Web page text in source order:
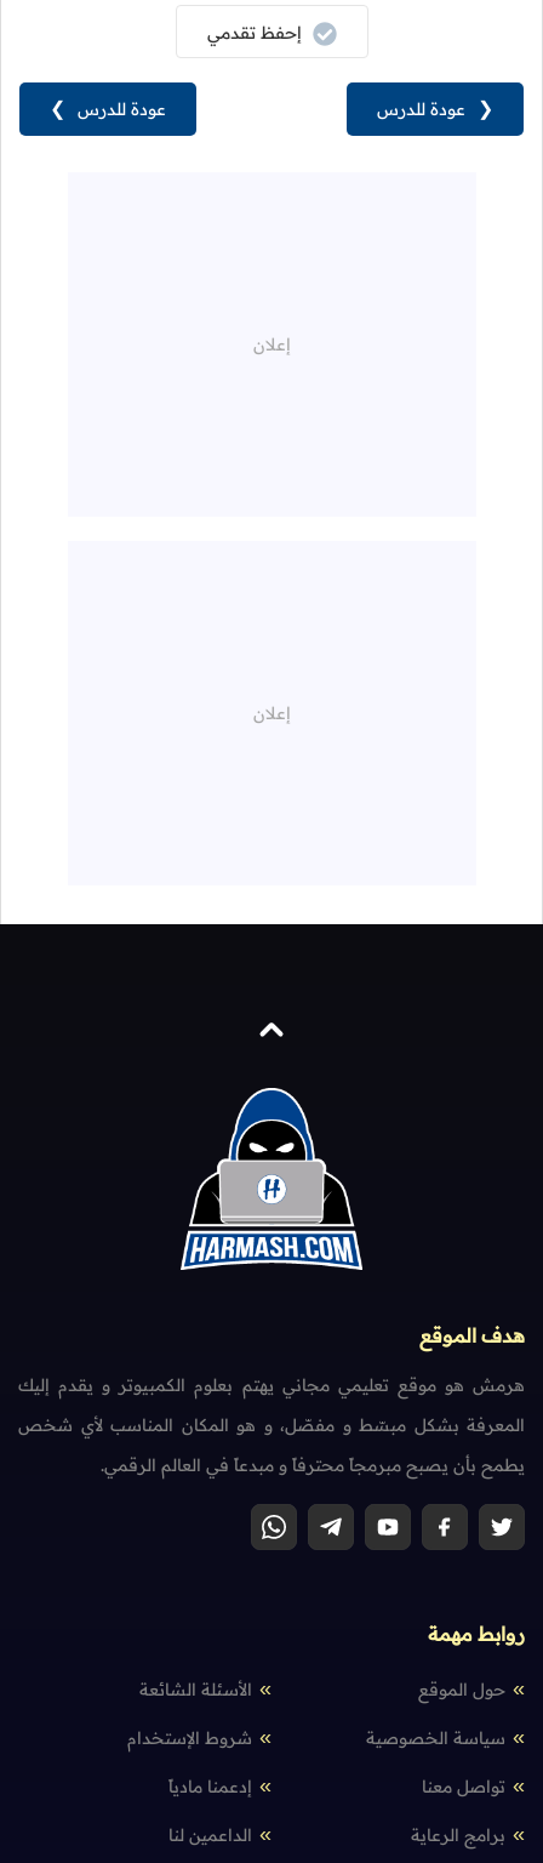
عودة للدرس ❯
إحفظ تقدمي
❮ عودة للدرس
هدف الموقع
هرمش هو موقع تعليمي مجاني يهتم بعلوم الكمبيوتر و يقدم إليك
المعرفة بشكل مبسّط و مفصّل، و هو المكان المناسب لأي شخص
يطمح بأن يصبح مبرمجاً محترفاً و مبدعاً في العالم الرقمي.
روابط مهمة
حول الموقع الأسئلة الشائعة
سياسة الخصوصية شروط الإستخدام
تواصل معنا إدعمنا مادياً
برامج الرعاية الداعمين لنا